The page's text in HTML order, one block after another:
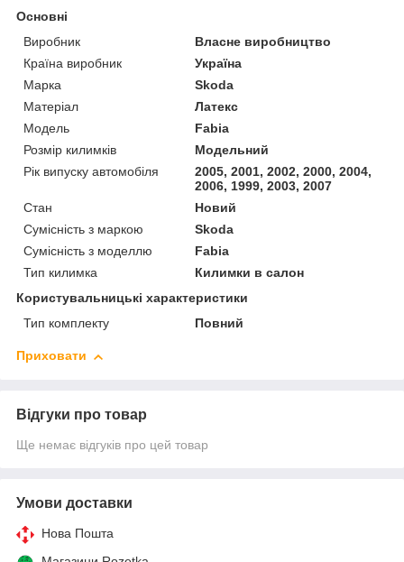
Основні
Виробник
Власне виробництво
Країна виробник
Україна
Марка
Skoda
Матеріал
Латекс
Модель
Fabia
Розмір килимків
Модельний
Рік випуску автомобіля
2005, 2001, 2002, 2000, 2004,
2006, 1999, 2003, 2007
Стан
Новий
Сумісність з маркою
Skoda
Сумісність з моделлю
Fabia
Тип килимка
Килимки в салон
Користувальницькі характеристики
Тип комплекту
Повний
Приховати
Відгуки про товар
Ще немає відгуків про цей товар
Умови доставки
Нова Пошта